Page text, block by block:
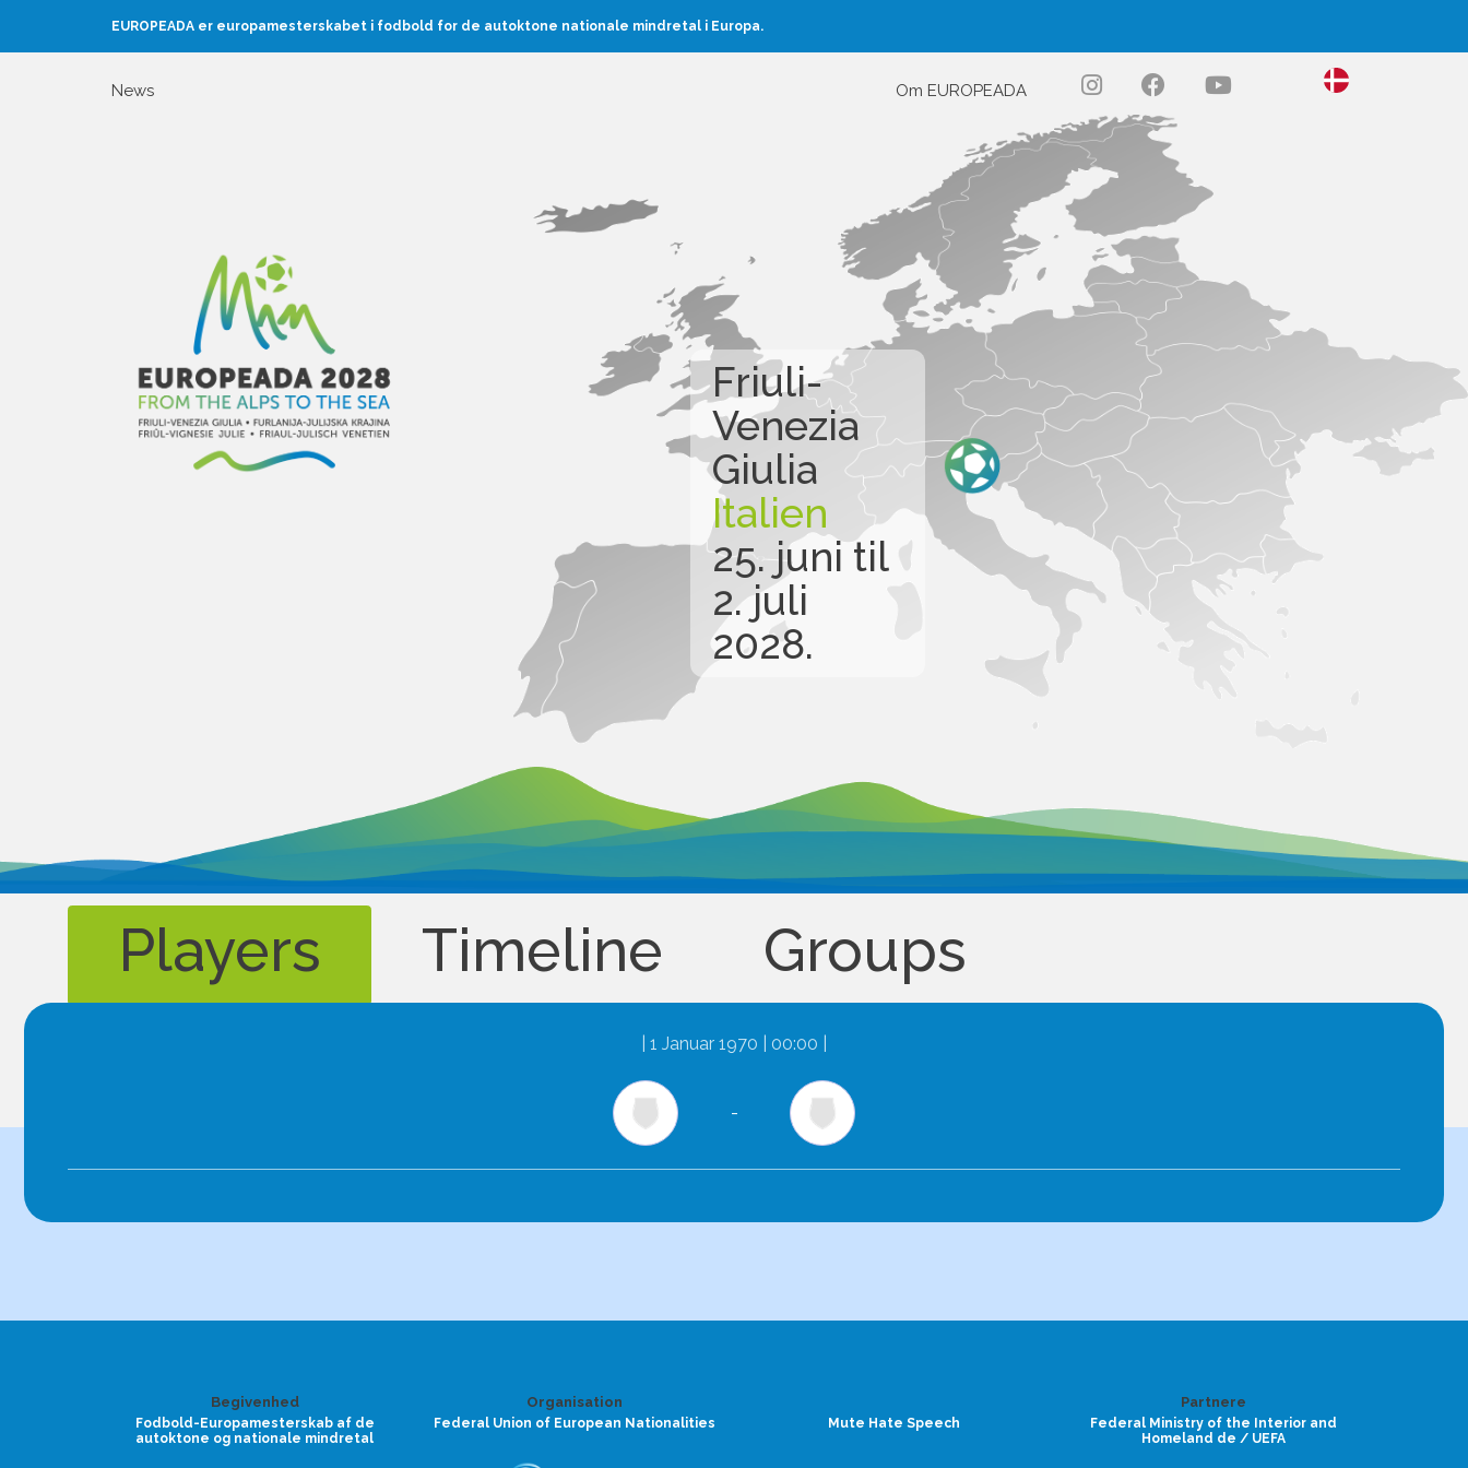
EUROPEADA er europamesterskabet i fodbold for de autoktone nationale mindretal i Europa.
News Om EUROPEADA
Friuli-
Venezia
Giulia
Italien
25. juni til
2. juli
2028.
Players Timeline Groups
1 Januar 1970 | 00:00
-
Begivenhed
Fodbold-Europamesterskab af de
autoktone og nationale mindretal
Organisation
Federal Union of European Nationalities Mute Hate Speech
Partnere
Federal Ministry of the Interior and
Homeland de / UEFA